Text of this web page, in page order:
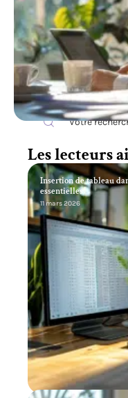
Recherche
Les lecteurs
Insertion de tableau
essentielles
11 mars 2026